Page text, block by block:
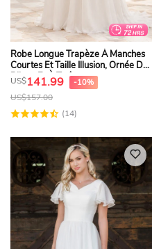
Robe Longue Trapèze À Manches
Courtes Et Taille Illusion, Ornée De
Bijoux Et À Traîne.
US$141.99 -10%
US$157.00
(14)